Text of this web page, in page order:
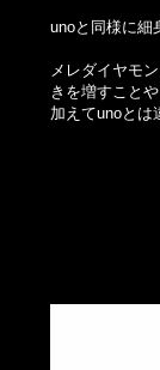
unoと同様に細
メレダイヤモ
きを増すこと
加えてunoとは